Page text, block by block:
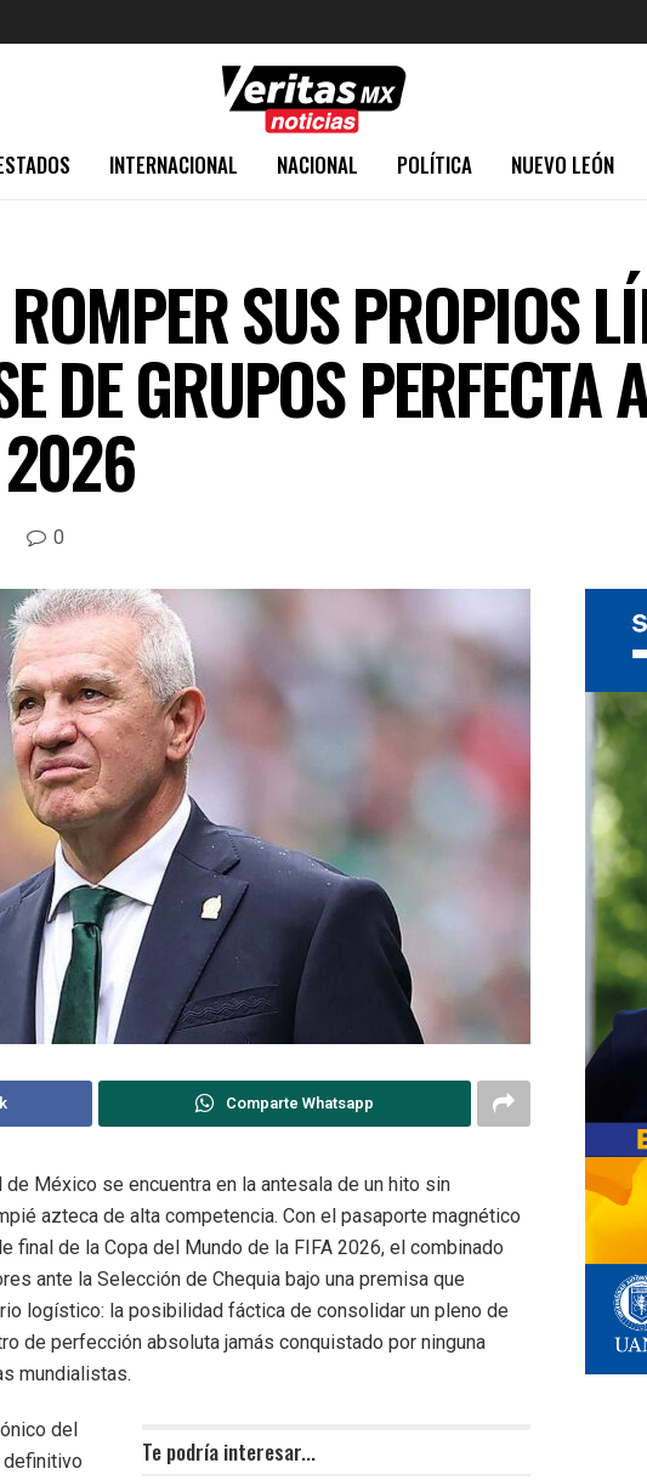
INTERNACIONAL NACIONAL POLÍTICA NUEVO LEÓN
SUS PROPIOS
DE GRUPOS PERFECTA
2026
0
Comparte Whatsapp
México se encuentra en la antesala de un hito sin
azteca de alta competencia. Con el pasaporte magnético
de la Copa del Mundo de la FIFA 2026, el combinado
ante la Selección de Chequia bajo una premisa que
logístico: la posibilidad fáctica de consolidar un pleno de
de perfección absoluta jamás conquistado por ninguna
mundialistas.
Te podría interesar...
del
definitivo